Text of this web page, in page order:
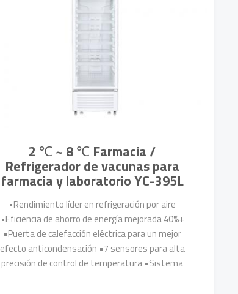
2 ℃ ~ 8 ℃ Farmacia /
Refrigerador de vacunas para
farmacia y laboratorio YC-395L
•Rendimiento líder en refrigeración por aire
•Eficiencia de ahorro de energía mejorada 40%+
•Puerta de calefacción eléctrica para un mejor
efecto anticondensación •7 sensores para alta
precisión de control de temperatura •Sistema